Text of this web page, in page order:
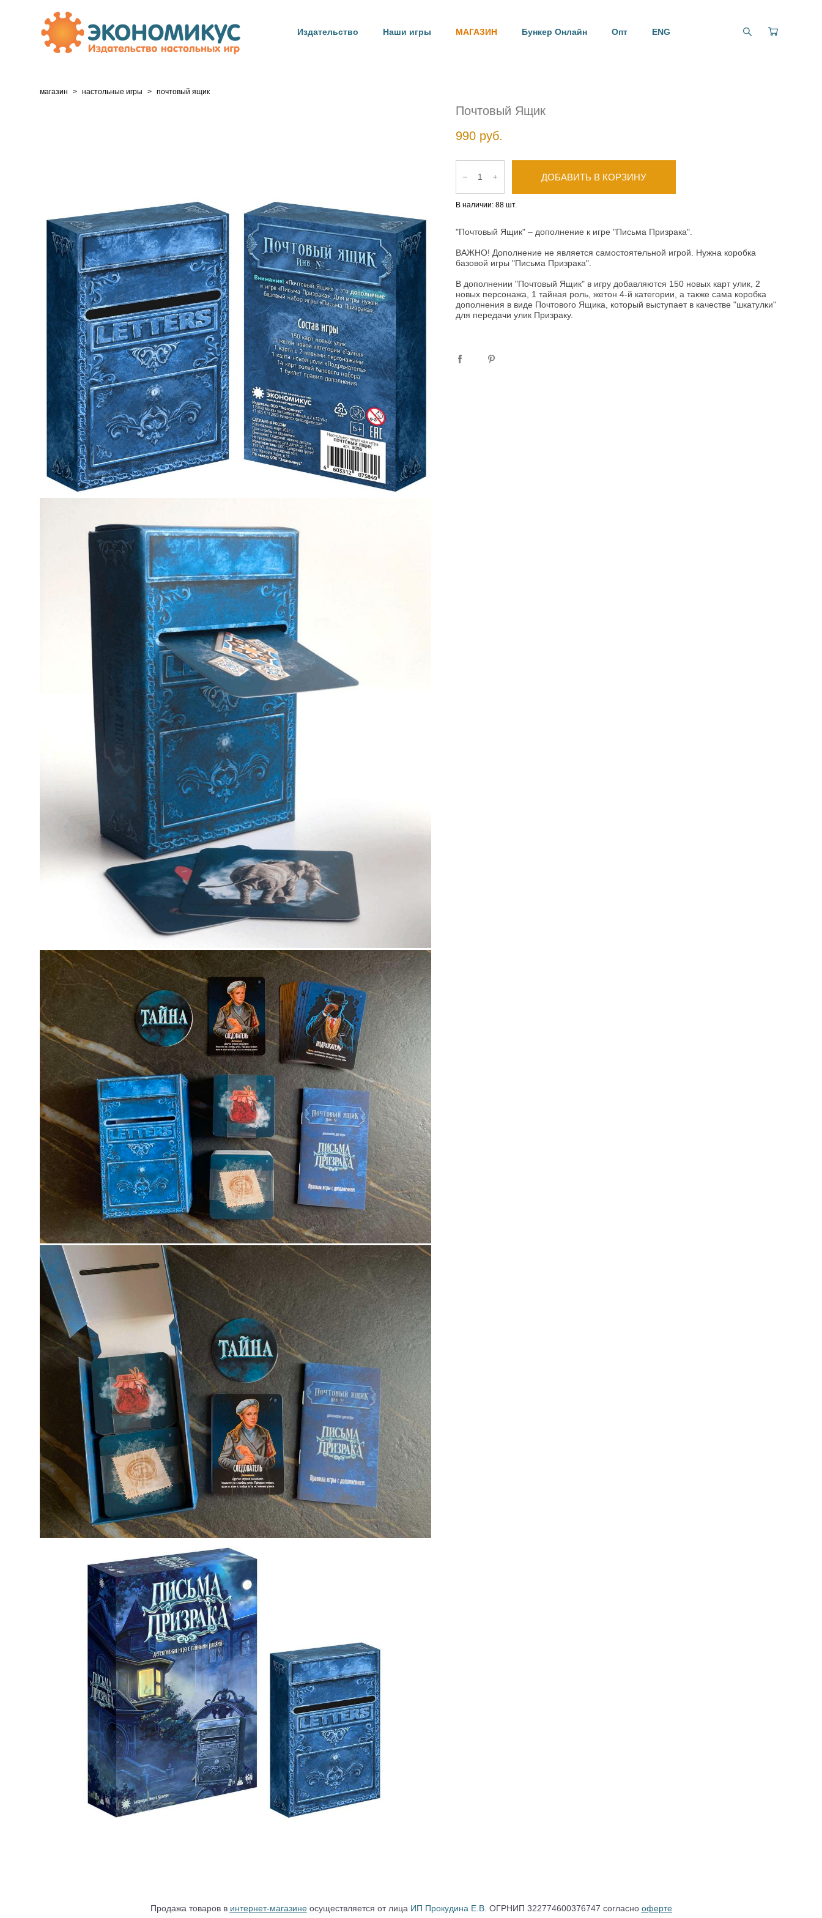
Издательство Наши игры МАГАЗИН Бункер Онлайн Опт ENG
Издательство Наши игры МАГАЗИН Бункер Онлайн Опт ENG
магазин > настольные игры > почтовый ящик
Почтовый Ящик
990 pуб.
В наличии: 88шт.
ДОБАВИТЬ В КОРЗИНУ
"Почтовый Ящик" – дополнение к игре "Письма Призрака".
ВАЖНО! Дополнение не является самостоятельной игрой. Нужна коробка
базовой игры "Письма Призрака".
В дополнении "Почтовый Ящик" в игру добавляются 150 новых карт улик, 2
новых персонажа, 1 тайная роль, жетон 4-й категории, а также сама коробка
дополнения в виде Почтового Ящика, который выступает в качестве "шкатулки"
для передачи улик Призраку.
Продажа товаров в интернет-магазинеосуществляется от лица ИП Прокудина Е.В. ОГРНИП 322774600376747 согласно оферте